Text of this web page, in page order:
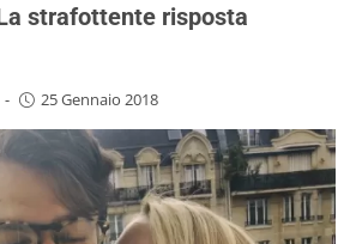
strafottente risposta
- 25 Gennaio 2018